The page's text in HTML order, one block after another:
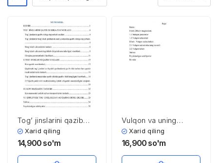
Tog’ jinslarini qazib
olishXarid qiling
14,900 so'm
Vulqon va uning
mahsulotlari
Xarid qiling
16,900 so'm